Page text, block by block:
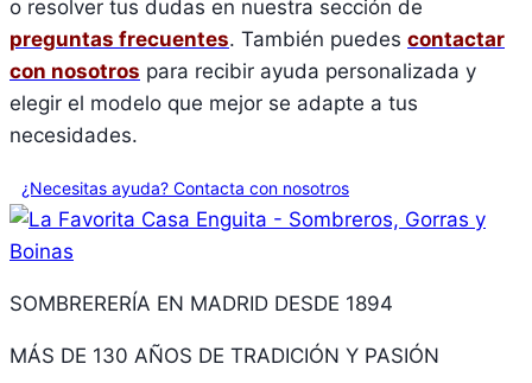
o resolver tus dudas en nuestra sección de
preguntas frecuentes. También puedes contactar
con nosotros para recibir ayuda personalizada y
elegir el modelo que mejor se adapte a tus
necesidades.
¿Necesitas ayuda? Contacta con nosotros
SOMBRERERÍA EN MADRID DESDE 1894
MÁS DE 130 AÑOS DE TRADICIÓN Y PASIÓN